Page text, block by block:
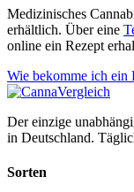
Medizinisches
erhältlich. Über eine
online ein Rezept
Wie bekomme ich ein
Der einzige
in Deutschland.
Sorten